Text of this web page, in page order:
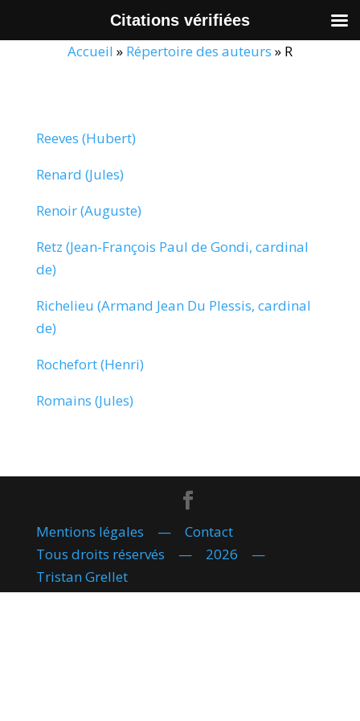
Accueil » Répertoire des auteurs » R
Reeves (Hubert)
Renard (Jules)
Renoir (Auguste)
Retz (Jean-François Paul de Gondi, cardinal
de)
Richelieu (Armand Jean Du Plessis, cardinal
de)
Rochefort (Henri)
Romains (Jules)
Mentions légales — Contact
Tous droits réservés — 2026 —
Tristan Grellet
Citations vérifiées